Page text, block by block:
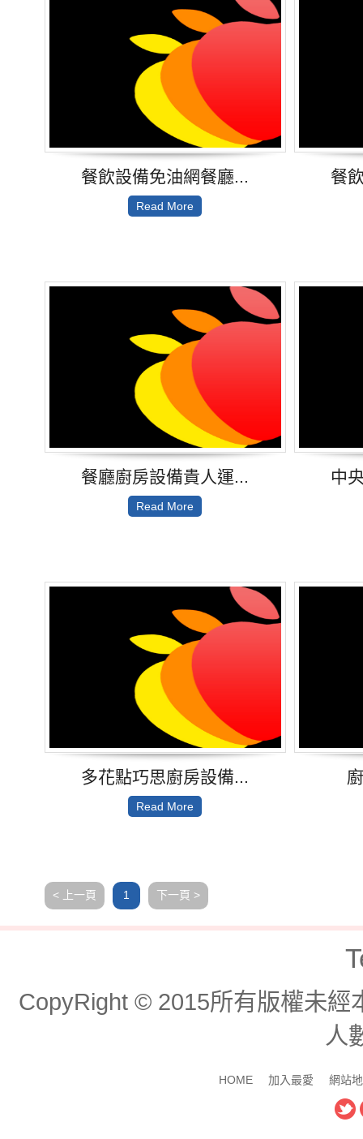
餐飲設備免油網餐廳...
Read More
餐
餐廳廚房設備貴人運...
Read More
中
多花點巧思廚房設備...
Read More
< 上一頁 1 下一頁 >
CopyRight © 2015所有版權未經
人
HOME 加入最愛 網站